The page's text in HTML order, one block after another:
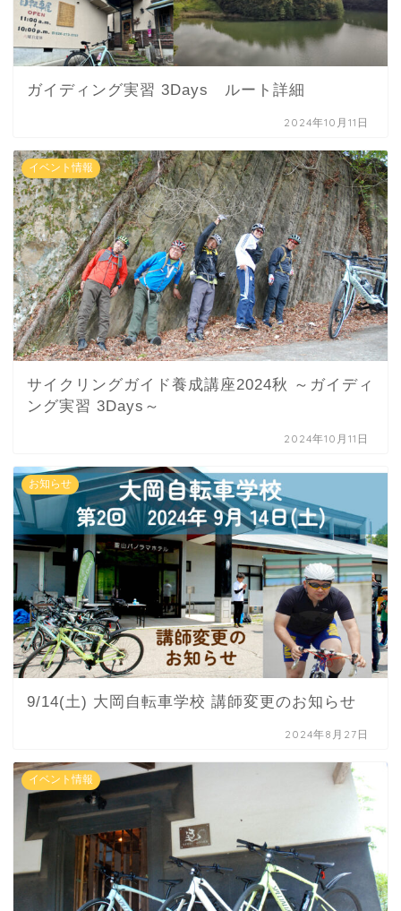
ガイディング実習 3Days ルート詳細
2024年10月11日
イベント情報
サイクリングガイド養成講座2024秋 ～ガイディ
ング実習 3Days～
2024年10月11日
お知らせ
9/14(土) 大岡自転車学校 講師変更のお知らせ
2024年8月27日
イベント情報